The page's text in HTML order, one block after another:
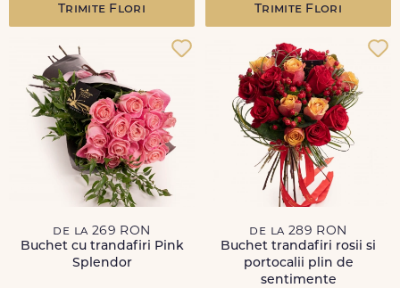
Trimite Flori Trimite Flori
de la 269 RON
Buchet cu trandafiri Pink
Splendor
de la 289 RON
Buchet trandafiri rosii si
portocalii plin de
sentimente